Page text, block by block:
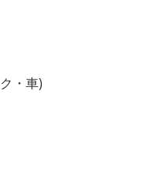
・車)